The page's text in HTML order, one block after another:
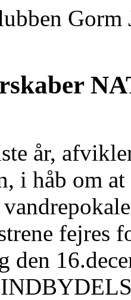
år,
i håb om at
fejres
den